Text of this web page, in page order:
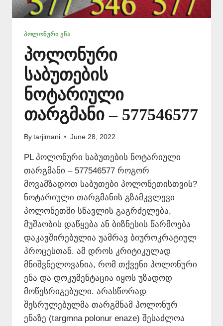
ᲞᲝᲚᲝᲜᲣᲠᲘ ᲔᲜᲐ
პოლონური
საბუთების
ნოტარიული
თარგმანი – 577546577
By tarjimani June 28, 2022
PL პოლონური საბუთების ნოტარიული
თარგმანი – 577546577 როგორ
მოვამზადოთ საბუთები პოლონეთისთვის?
ნოტარიული თარგმანის გზამკვლევი
პოლონეთში სწავლის გაგრძელება,
მუშაობის დაწყება ან ბიზნესის წარმოება
დაკავშირებულია უამრავ ბიუროკრატიულ
პროცესთან. ამ დროს კრიტიკულად
მნიშვნელოვანია, რომ თქვენი პოლონური
ენა და დოკუმენტაცია იყოს უზადოდ
მოწესრიგებული. არასწორად
შესრულებულმა თარგმნამ პოლონურ
ენაზე (targmna polonur enaze) შესაძლოა